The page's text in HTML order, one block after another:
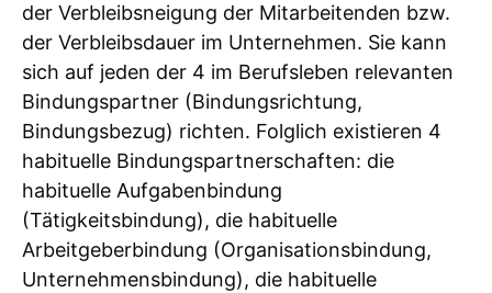
der Verbleibsneigung der Mitarbeitenden bzw.
der Verbleibsdauer im Unternehmen. Sie kann
sich auf jeden der 4 im Berufsleben relevanten
Bindungspartner (Bindungsrichtung,
Bindungsbezug) richten. Folglich existieren 4
habituelle Bindungspartnerschaften: die
habituelle Aufgabenbindung
(Tätigkeitsbindung), die habituelle
Arbeitgeberbindung (Organisationsbindung,
Unternehmensbindung), die habituelle